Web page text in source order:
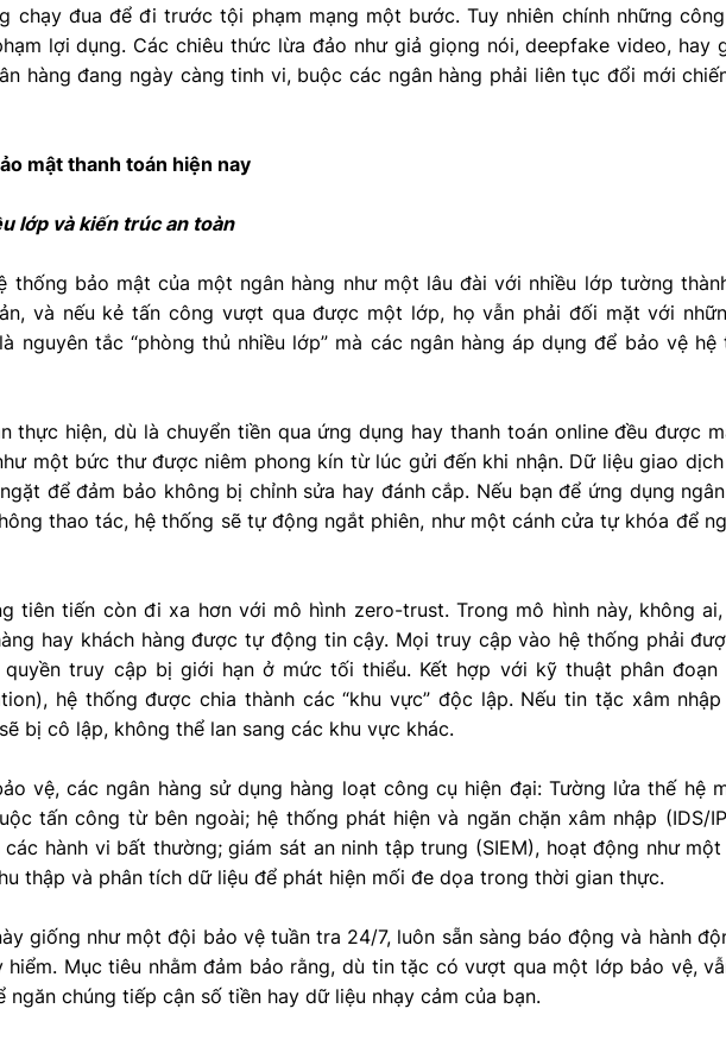
chạy đua để đi trước tội phạm mạng một bước. Tuy nhiên chính những
lợi dụng. Các chiêu thức lừa đảo như giả giọng nói, deepfake video, hay
hàng đang ngày càng tinh vi, buộc các ngân hàng phải liên tục đổi mới
mật thanh toán hiện nay
lớp và kiến trúc an toàn
thống bảo mật của một ngân hàng như một lâu đài với nhiều lớp tường
và nếu kẻ tấn công vượt qua được một lớp, họ vẫn phải đối mặt với
nguyên tắc “phòng thủ nhiều lớp” mà các ngân hàng áp dụng để bảo vệ hệ
thực hiện, dù là chuyển tiền qua ứng dụng hay thanh toán online đều được
một bức thư được niêm phong kín từ lúc gửi đến khi nhận. Dữ liệu giao
để đảm bảo không bị chỉnh sửa hay đánh cắp. Nếu bạn để ứng dụng
thao tác, hệ thống sẽ tự động ngắt phiên, như một cánh cửa tự khóa để
tiên tiến còn đi xa hơn với mô hình zero-trust. Trong mô hình này, không
hay khách hàng được tự động tin cậy. Mọi truy cập vào hệ thống phải
truy cập bị giới hạn ở mức tối thiểu. Kết hợp với kỹ thuật phân đoạn
hệ thống được chia thành các “khu vực” độc lập. Nếu tin tặc xâm
bị cô lập, không thể lan sang các khu vực khác.
vệ, các ngân hàng sử dụng hàng loạt công cụ hiện đại: Tường lửa thế hệ
tấn công từ bên ngoài; hệ thống phát hiện và ngăn chặn xâm nhập (IDS/
hành vi bất thường; giám sát an ninh tập trung (SIEM), hoạt động như
thập và phân tích dữ liệu để phát hiện mối đe dọa trong thời gian thực.
giống như một đội bảo vệ tuần tra 24/7, luôn sẵn sàng báo động và hành
hiểm. Mục tiêu nhằm đảm bảo rằng, dù tin tặc có vượt qua một lớp bảo vệ,
ngăn chúng tiếp cận số tiền hay dữ liệu nhạy cảm của bạn.